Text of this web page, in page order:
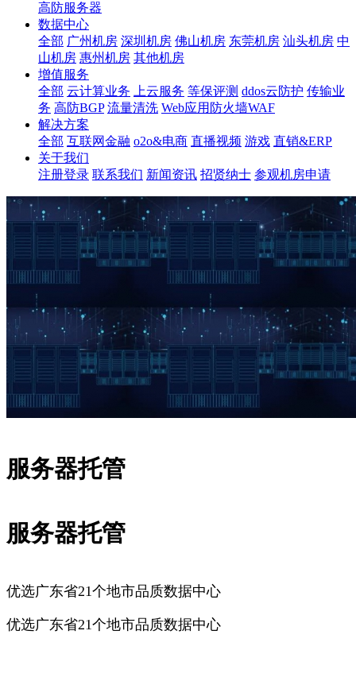
高防服务器
数据中心
全部 广州机房 深圳机房 佛山机房 东莞机房 汕头机房 中
山机房 惠州机房 其他机房
增值服务
全部 云计算业务 上云服务 等保评测 ddos云防护 传输业
务 高防BGP 流量清洗 Web应用防火墙WAF
解决方案
全部 互联网金融 o2o&电商 直播视频 游戏 直销&ERP
关于我们
注册登录 联系我们 新闻资讯 招贤纳士 参观机房申请
服务器托管
服务器托管
优选广东省21个地市品质数据中心
优选广东省21个地市品质数据中心